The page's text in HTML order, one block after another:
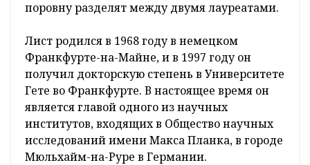
поровну разделят между двумя лауреатами.
Лист родился в 1968 году в немецком
Франкфурте-на-Майне, и в 1997 году он
получил докторскую степень в Университете
Гете во Франкфурте. В настоящее время он
является главой одного из научных
институтов, входящих в Общество научных
исследований имени Макса Планка, в городе
Мюльхайм-на-Руре в Германии.